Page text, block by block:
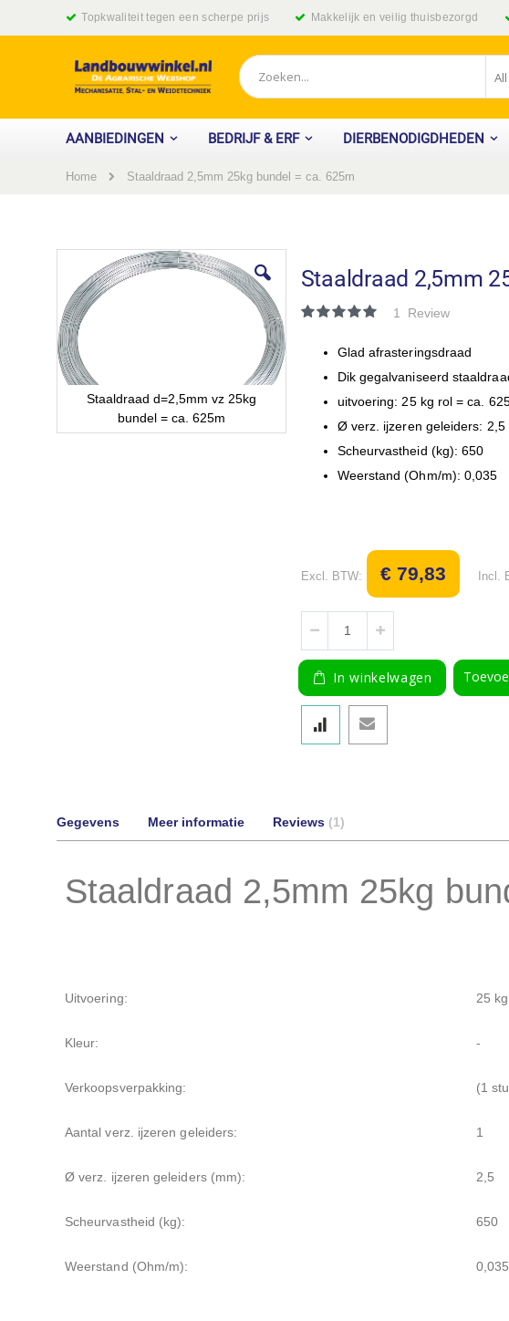
Ga
naar
inhoud
Topkwaliteit tegen een scherpe prijs Makkelijk en veilig thuisbezorgd
Zoek
AANBIEDINGEN BEDRIJF & ERF DIERBENODIGDHEDEN
Home Staaldraad 2,5mm 25kg bundel = ca. 625m
einde
van
de
afbeeldingen-
gallerij
Staaldraad d=2,5mm vz 25kg
bundel = ca. 625m
Staaldraad 2,5mm
Waardering:
1 Review
Glad afrasteringsdraad
Dik gegalvaniseerd
uitvoering: 25 kg rol = ca.
Ø verz. ijzeren geleiders: 2,5
Scheurvastheid (kg): 650
Weerstand (Ohm/m): 0,035
€ 79,83
In winkelwagen
Gegevens
Staaldraad 2,5mm 25kg
Uitvoering: 25
Kleur: -
Verkoopsverpakking: (1
Aantal verz. ijzeren geleiders: 1
Ø verz. ijzeren geleiders (mm): 2,5
Scheurvastheid (kg): 650
Weerstand (Ohm/m): 0,035
Meer informatie Reviews 1